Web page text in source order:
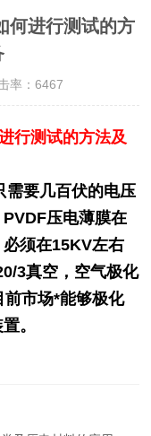
何进行测试的方
率：6467
行测试的方法及
需要几百伏的电压
压电薄膜在
须在15KV左右
3真空，空气极化
前市场*能够极化
。